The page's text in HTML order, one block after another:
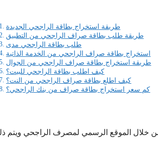
طريقة استخراج بطاقة الراجحي الجديدة
طريقة طلب بطاقة صراف الراجحي من التطبيق
طلب بطاقة الراجحي مدى
استخراج بطاقة صراف الراجحي من الخدمة الذاتية
طريقة استخراج بطاقة صراف الراجحي من الجوال
كيف اطلب بطاقة الراجحي للبيت؟
كيف اطلع بطاقة صراف الراجحي من النت؟
كم سعر استخراج بطاقة صراف من بنك الراجحي؟
من خلال الموقع الرسمي لمصرف الراجحي ويتم